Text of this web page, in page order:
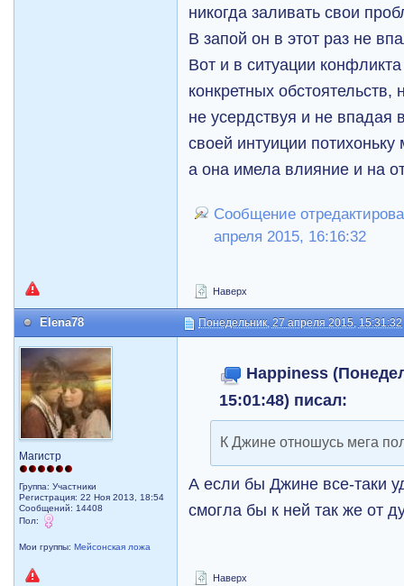
никогда заливать свои
В запой он в этот раз не
Вот и в ситуации
конкретных
не усердствуя и не впадая
своей интуиции
а она имела влияние и на
Сообщение
апреля 2015, 16:16:32
Наверх
Elena78 Понедельник, 27 апреля 2015, 15:31:32
Магистр
Группа: Участники
Регистрация: 22 Ноя 2013, 18:54
Сообщений: 14408
Пол:
Мои группы: Мейсонская ложа
Happiness
15:01:48) писал:
К Джине отношусь мега
А если бы Джине все-таки
смогла бы к ней так же от
Наверх